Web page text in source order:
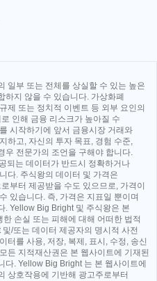
일부 또는 전체를 상실할 수 있는 높은
하지 않을 수 있습니다. 가상화폐
제 또는 정치적 이벤트 등 외부 요인의
인해 금융 리스크가 높아질 수
시작하기에 앞서 금융시장 거래와
하고, 자신의 투자 목표, 경험 수준,
우 전문가의 조언을 구해야 합니다.
되는 데이터가 반드시 정확하거나
다. 주식왕의 데이터 및 가격은
부터 제공받을 수도 있으므로, 가격이
있습니다. 즉, 가격은 지표일 뿐이며
. Yellow Big Bright 및 주식왕은 본
손실 또는 피해에 대해 어떠한 법적
/또는 데이터 제공자의 명시적 사전
터를 사용, 저장, 복제, 표시, 수정, 송신
든 지적재산권은 본 웹사이트에 기재된
다. Yellow Big Bright 는 본 웹사이트에
상호작용에 기반해 광고주로부터